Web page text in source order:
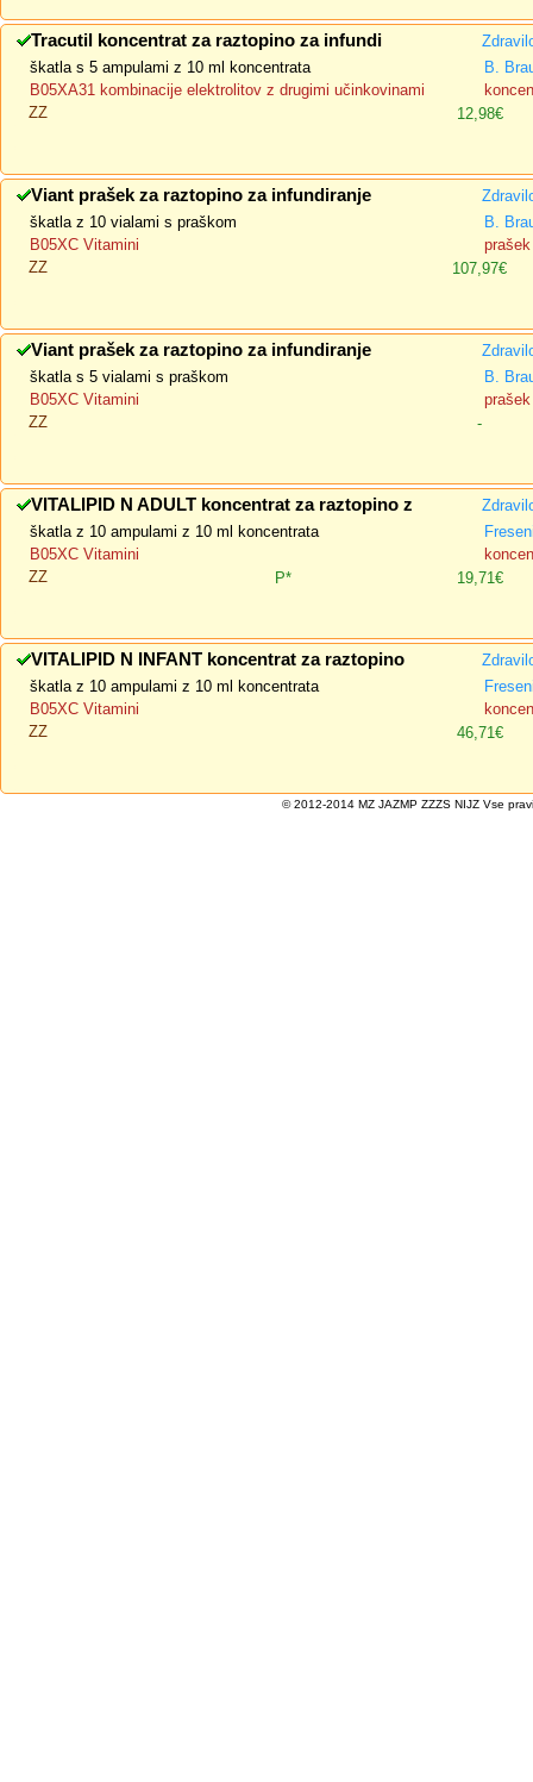
Tracutil koncentrat za raztopino za infundi
škatla s 5 ampulami z 10 ml koncentrata
B.
B05XA31 kombinacije elektrolitov z drugimi učinkovinami
ZZ
12,98€
Viant prašek za raztopino za infundiranje
škatla z 10 vialami s praškom
B.
B05XC Vitamini
ZZ
107,97€
Viant prašek za raztopino za infundiranje
škatla s 5 vialami s praškom
B.
B05XC Vitamini
ZZ
-
VITALIPID N ADULT koncentrat za raztopino z
škatla z 10 ampulami z 10 ml koncentrata
B05XC Vitamini
ZZ
P* 19,71€
VITALIPID N INFANT koncentrat za raztopino
škatla z 10 ampulami z 10 ml koncentrata
B05XC Vitamini
ZZ
46,71€
© 2012-2014 MZ JAZMP ZZZS NIJZ Vse